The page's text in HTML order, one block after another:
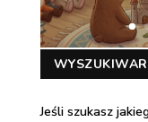
Jeśli szukasz